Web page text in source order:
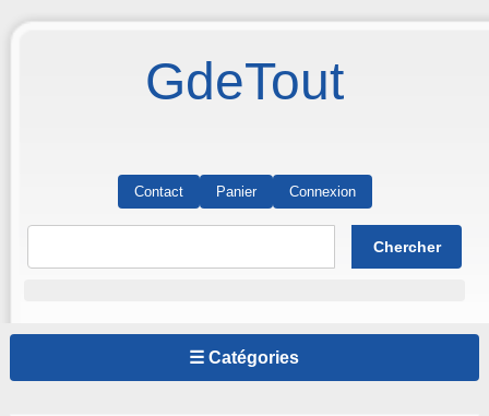
GdeTout
Contact Panier Connexion
☰ Catégories